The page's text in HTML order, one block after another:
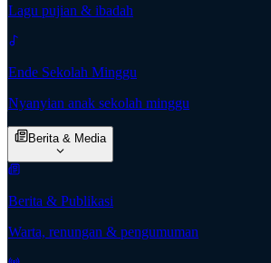
Lagu pujian & ibadah
Ende Sekolah Minggu
Nyanyian anak sekolah minggu
Berita & Media
Berita & Publikasi
Warta, renungan & pengumuman